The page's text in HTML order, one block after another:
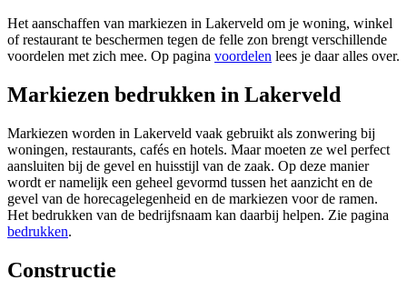
Het aanschaffen van markiezen in Lakerveld om je woning, winkel
of restaurant te beschermen tegen de felle zon brengt verschillende
voordelen met zich mee. Op pagina voordelen lees je daar alles over.
Markiezen bedrukken in Lakerveld
Markiezen worden in Lakerveld vaak gebruikt als zonwering bij
woningen, restaurants, cafés en hotels. Maar moeten ze wel perfect
aansluiten bij de gevel en huisstijl van de zaak. Op deze manier
wordt er namelijk een geheel gevormd tussen het aanzicht en de
gevel van de horecagelegenheid en de markiezen voor de ramen.
Het bedrukken van de bedrijfsnaam kan daarbij helpen. Zie pagina
bedrukken.
Constructie